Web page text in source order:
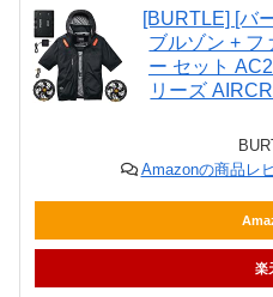
[BURTLE] [バ
ブルゾン + フ
ー セット
リーズ
Amazonの商品レ
楽